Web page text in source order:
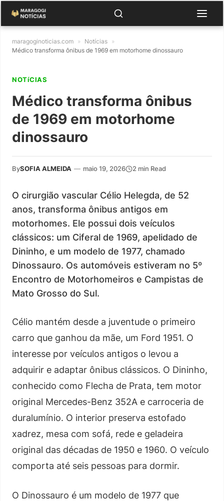
maragoginoticias.com » Notícias »
Médico transforma ônibus de 1969 em motorhome dinossauro
NOTíCIAS
Médico transforma ônibus
de 1969 em motorhome
dinossauro
BySOFIA ALMEIDA — maio 19, 2026 2 min Read
O cirurgião vascular Célio Helegda, de 52
anos, transforma ônibus antigos em
motorhomes. Ele possui dois veículos
clássicos: um Ciferal de 1969, apelidado de
Dininho, e um modelo de 1977, chamado
Dinossauro. Os automóveis estiveram no 5º
Encontro de Motorhomeiros e Campistas de
Mato Grosso do Sul.
Célio mantém desde a juventude o primeiro
carro que ganhou da mãe, um Ford 1951. O
interesse por veículos antigos o levou a
adquirir e adaptar ônibus clássicos. O Dininho,
conhecido como Flecha de Prata, tem motor
original Mercedes-Benz 352A e carroceria de
duralumínio. O interior preserva estofado
xadrez, mesa com sofá, rede e geladeira
original das décadas de 1950 e 1960. O veículo
comporta até seis pessoas para dormir.
O Dinossauro é um modelo de 1977 que